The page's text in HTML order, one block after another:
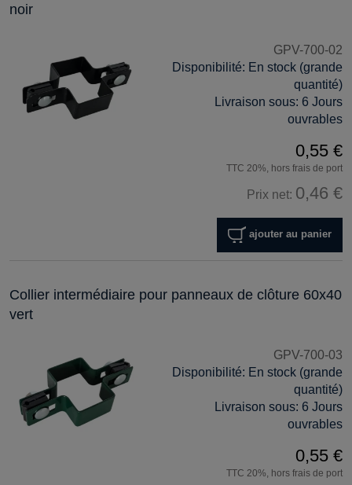
noir
GPV-700-02
Disponibilité: En stock (grande
quantité)
Livraison sous: 6 Jours
ouvrables
0,55 €
TTC 20%, hors frais de port
Prix net: 0,46 €
ajouter au panier
Collier intermédiaire pour panneaux de clôture 60x40
vert
GPV-700-03
Disponibilité: En stock (grande
quantité)
Livraison sous: 6 Jours
ouvrables
0,55 €
TTC 20%, hors frais de port